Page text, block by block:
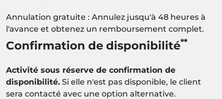
Annulation gratuite : Annulez jusqu'à 48 heures à
l'avance et obtenez un remboursement complet.
Confirmation de disponibilité**
Activité sous réserve de confirmation de
disponibilité. Si elle n'est pas disponible, le client
sera contacté avec une option alternative.